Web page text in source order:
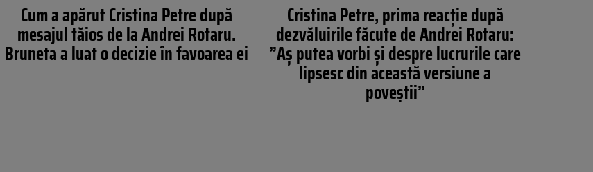
Cum a apărut Cristina Petre după
mesajul tăios de la Andrei Rotaru.
Bruneta a luat o decizie în favoarea ei
Cristina Petre, prima reacție după
dezvăluirile făcute de Andrei Rotaru:
”Aș putea vorbi și despre lucrurile care
lipsesc din această versiune a
poveștii”